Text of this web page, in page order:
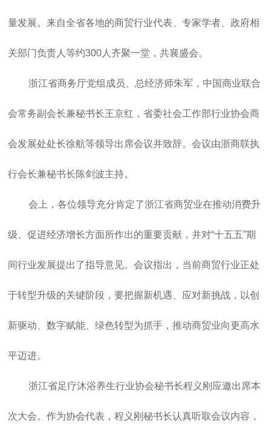
量发展。来自全省各地的商贸行业代表、专家学者、政府相
关部门负责人等约300人齐聚一堂，共襄盛会。
浙江省商务厅党组成员、总经济师朱军，中国商业联合
会常务副会长兼秘书长王京红，省委社会工作部行业协会商
会发展处处长徐航等领导出席会议并致辞。会议由浙商联执
行会长兼秘书长陈剑波主持。
会上，各位领导充分肯定了浙江省商贸业在推动消费升
级、促进经济增长方面所作出的重要贡献，并对“十五五”期
间行业发展提出了指导意见。会议指出，当前商贸行业正处
于转型升级的关键阶段，要把握新机遇、应对新挑战，以创
新驱动、数字赋能、绿色转型为抓手，推动商贸业向更高水
平迈进。
浙江省足疗沐浴养生行业协会秘书长程义刚应邀出席本
次大会。作为协会代表，程义刚秘书长认真听取会议内容，